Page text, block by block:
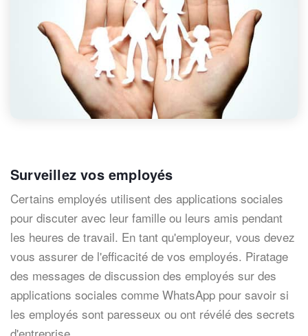
Surveillez vos employés
Certains employés utilisent des applications sociales
pour discuter avec leur famille ou leurs amis pendant
les heures de travail. En tant qu'employeur, vous devez
vous assurer de l'efficacité de vos employés. Piratage
des messages de discussion des employés sur des
applications sociales comme WhatsApp pour savoir si
les employés sont paresseux ou ont révélé des secrets